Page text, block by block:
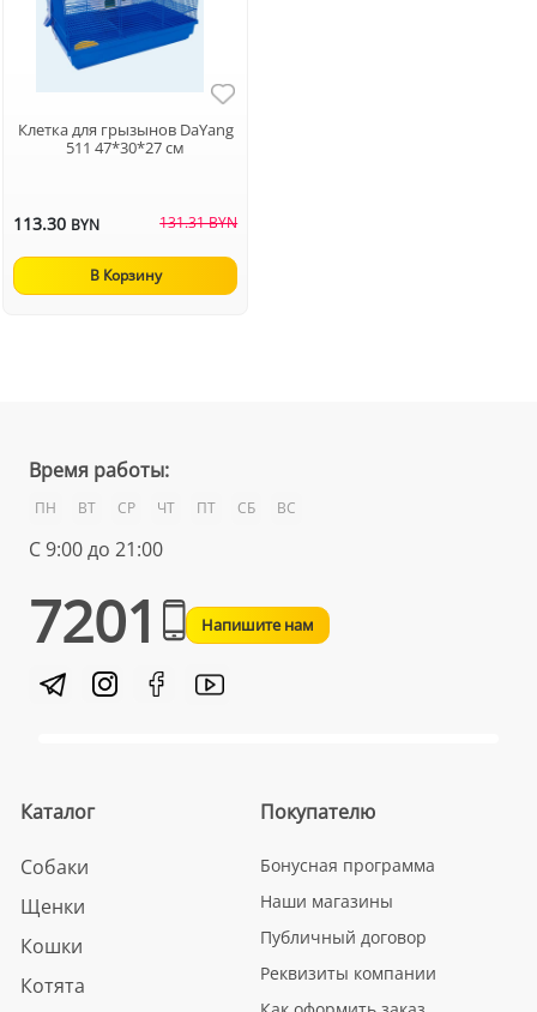
Клетка для грызынов DaYang
511 47*30*27 см
113.30 BYN 131.31 BYN
В Корзину
Время работы:
ПН ВТ СР ЧТ ПТ СБ ВС
С 9:00 до 21:00
7201 Напишите нам
Каталог
Собаки
Щенки
Кошки
Котята
Покупателю
Бонусная программа
Наши магазины
Публичный договор
Реквизиты компании